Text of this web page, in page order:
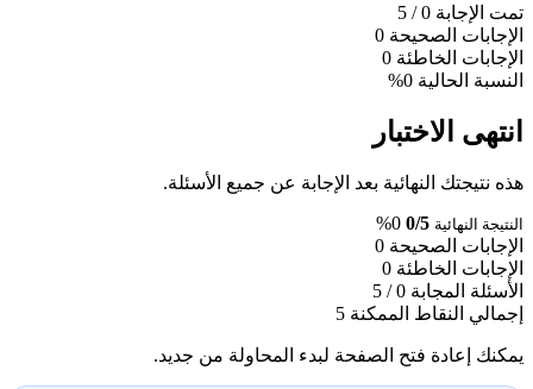
تمت الإجابة 0
/ 5
الإجابات الصحيحة 0
الإجابات الخاطئة 0
النسبة الحالية 0%
انتهى الاختبار
هذه نتيجتك النهائية بعد الإجابة عن جميع الأسئلة.
النتيجة النهائية 0/5
0%
الإجابات الصحيحة 0
الإجابات الخاطئة 0
الأسئلة المجابة 0 / 5
إجمالي النقاط الممكنة 5
يمكنك إعادة فتح الصفحة لبدء المحاولة من جديد.